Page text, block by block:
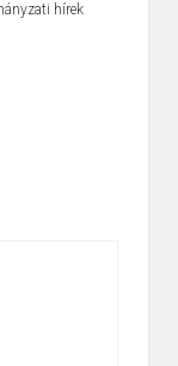
hírek